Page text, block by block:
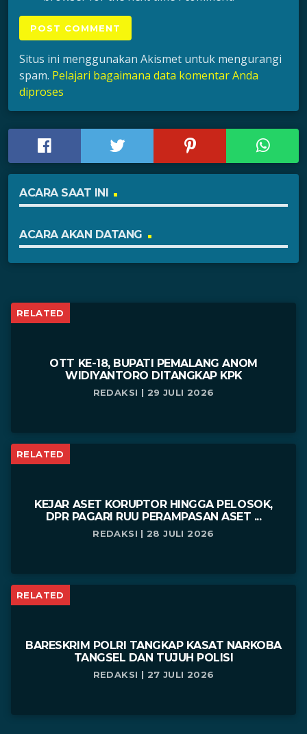
Situs ini menggunakan Akismet untuk mengurangi
spam. Pelajari bagaimana data komentar Anda
diproses
ACARA SAAT INI
ACARA AKAN DATANG
RELATED
OTT KE-18, BUPATI PEMALANG ANOM
WIDIYANTORO DITANGKAP KPK
REDAKSI | 29 JULI 2026
RELATED
KEJAR ASET KORUPTOR HINGGA PELOSOK,
DPR PAGARI RUU PERAMPASAN ASET ...
REDAKSI | 28 JULI 2026
RELATED
BARESKRIM POLRI TANGKAP KASAT NARKOBA
TANGSEL DAN TUJUH POLISI
REDAKSI | 27 JULI 2026